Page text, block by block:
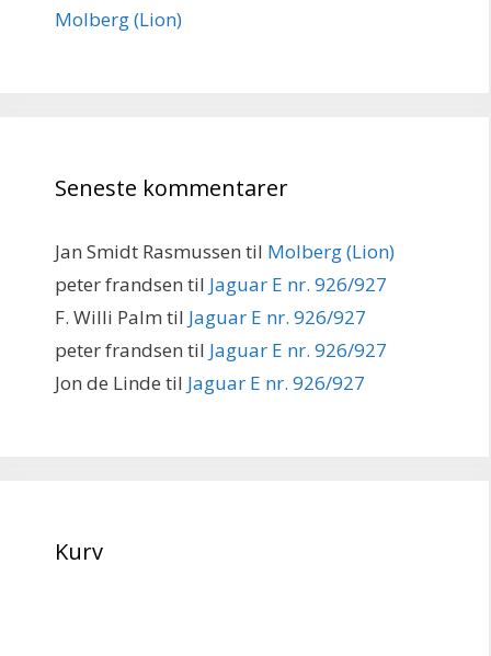
Molberg (Lion)
Seneste kommentarer
Jan Smidt Rasmussen til Molberg (Lion)
peter frandsen til Jaguar E nr. 926/927
F. Willi Palm til Jaguar E nr. 926/927
peter frandsen til Jaguar E nr. 926/927
Jon de Linde til Jaguar E nr. 926/927
Kurv